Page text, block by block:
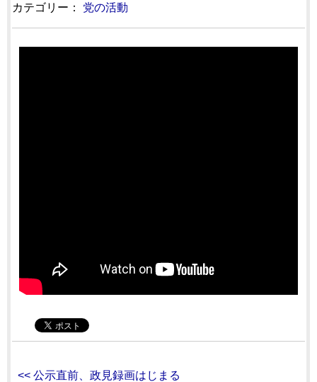
カテゴリー： 党の活動
<< 公示直前、政見録画はじまる